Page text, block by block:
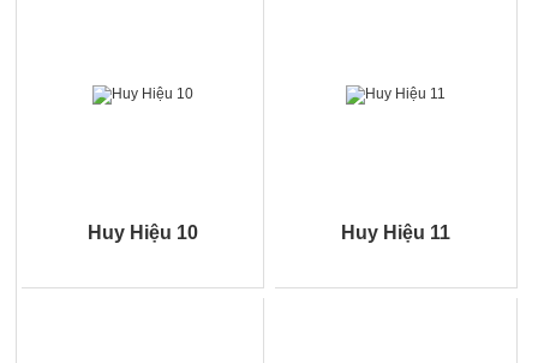
Huy Hiệu 10 Huy Hiệu 11